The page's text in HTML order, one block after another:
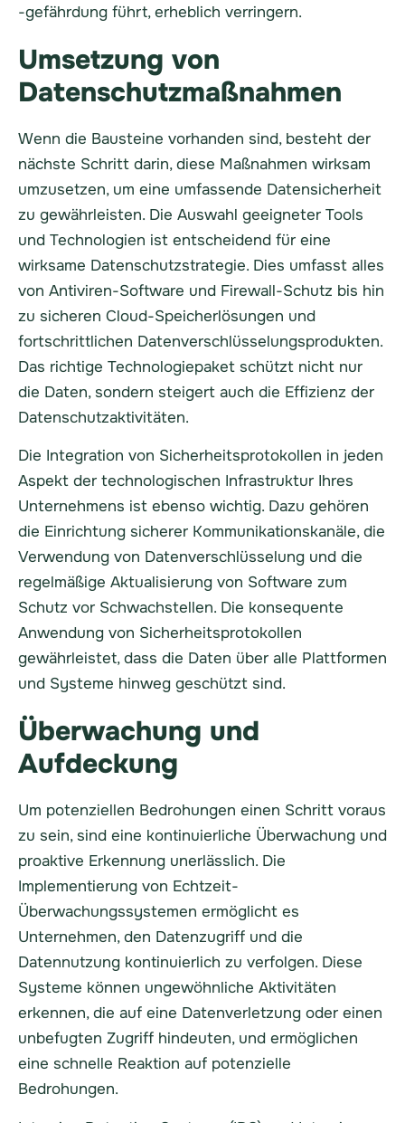
-gefährdung führt, erheblich verringern.
Umsetzung von
Datenschutzmaßnahmen
Wenn die Bausteine vorhanden sind, besteht der
nächste Schritt darin, diese Maßnahmen wirksam
umzusetzen, um eine umfassende Datensicherheit
zu gewährleisten. Die Auswahl geeigneter Tools
und Technologien ist entscheidend für eine
wirksame Datenschutzstrategie. Dies umfasst alles
von Antiviren-Software und Firewall-Schutz bis hin
zu sicheren Cloud-Speicherlösungen und
fortschrittlichen Datenverschlüsselungsprodukten.
Das richtige Technologiepaket schützt nicht nur
die Daten, sondern steigert auch die Effizienz der
Datenschutzaktivitäten.
Die Integration von Sicherheitsprotokollen in jeden
Aspekt der technologischen Infrastruktur Ihres
Unternehmens ist ebenso wichtig. Dazu gehören
die Einrichtung sicherer Kommunikationskanäle, die
Verwendung von Datenverschlüsselung und die
regelmäßige Aktualisierung von Software zum
Schutz vor Schwachstellen. Die konsequente
Anwendung von Sicherheitsprotokollen
gewährleistet, dass die Daten über alle Plattformen
und Systeme hinweg geschützt sind.
Überwachung und
Aufdeckung
Um potenziellen Bedrohungen einen Schritt voraus
zu sein, sind eine kontinuierliche Überwachung und
proaktive Erkennung unerlässlich. Die
Implementierung von Echtzeit-
Überwachungssystemen ermöglicht es
Unternehmen, den Datenzugriff und die
Datennutzung kontinuierlich zu verfolgen. Diese
Systeme können ungewöhnliche Aktivitäten
erkennen, die auf eine Datenverletzung oder einen
unbefugten Zugriff hindeuten, und ermöglichen
eine schnelle Reaktion auf potenzielle
Bedrohungen.